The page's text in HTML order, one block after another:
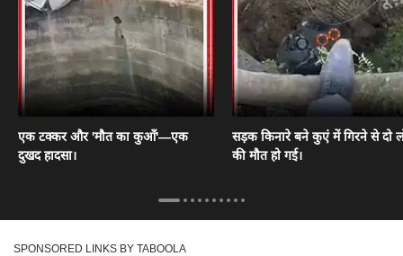
एक टक्कर और 'मौत का कुआँ'—एक
दुखद हादसा।
सड़क किनारे बने कुएं में गिरने से दो
की मौत हो गई।
SPONSORED LINKS BY TABOOLA